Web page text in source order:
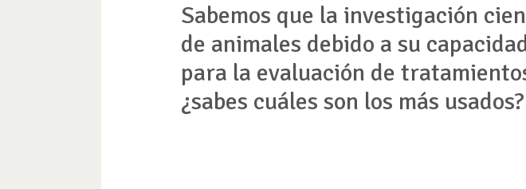
Sabemos que la investigación
de animales debido a su
para la evaluación de
¿sabes cuáles son los más usados?